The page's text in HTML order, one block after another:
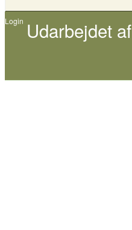
Login Udarbejdet af